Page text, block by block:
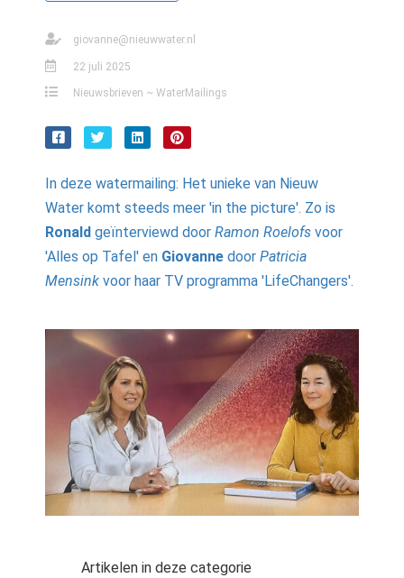
giovanne@nieuwwater.nl
22 juli 2025
Nieuwsbrieven ~ WaterMailings
In deze watermailing: Het unieke van Nieuw
Water komt steeds meer 'in the picture'. Zo is
Ronald geïnterviewd door Ramon Roelofs voor
'Alles op Tafel' en Giovanne door Patricia
Mensink voor haar TV programma 'LifeChangers'.
Artikelen in deze categorie